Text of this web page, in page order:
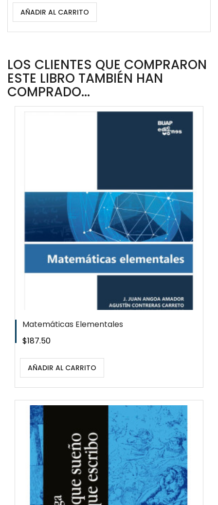
AÑADIR AL CARRITO
LOS CLIENTES QUE COMPRARON
ESTE LIBRO TAMBIÉN HAN
COMPRADO...
Matemáticas Elementales
Precio
$187.50
AÑADIR AL CARRITO